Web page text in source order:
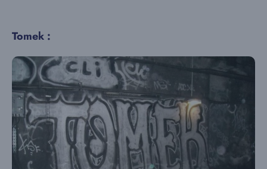
Tomek :